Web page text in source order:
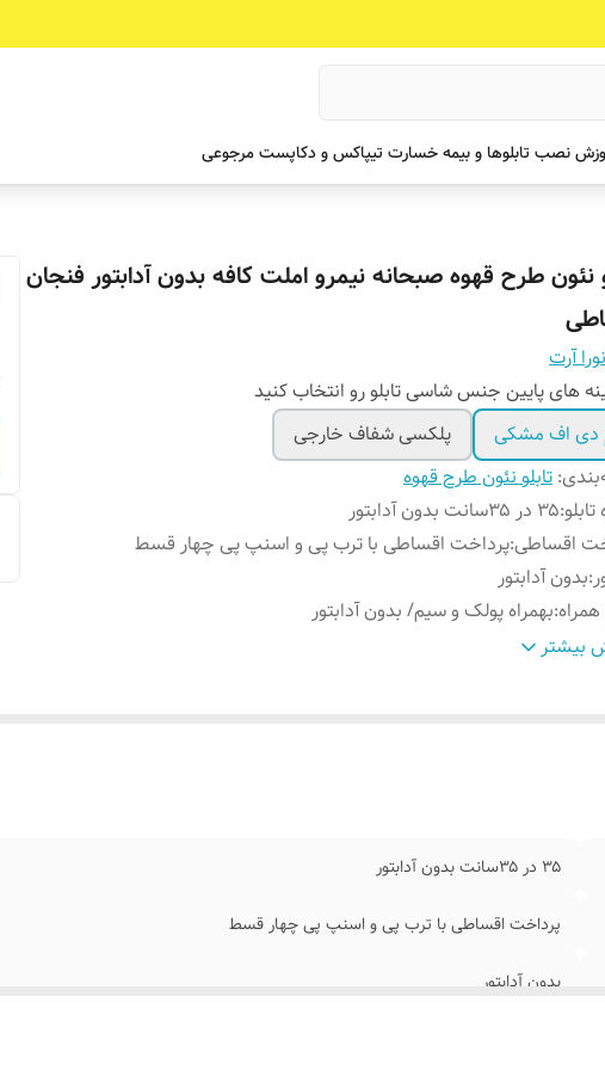
نصب تابلوها و بیمه خسارت تیپاکس و دکاپست مرجوعی
نئون طرح قهوه صبحانه نیمرو املت کافه بدون آدابتور فنجان
نورا آرت
های پایین جنس شاسی تابلو رو انتخاب کنید
دی اف مشکی
پلکسی شفاف خارجی
: تابلو نئون طرح قهوه
تابلو:۳۵ در ۳۵سانت بدون آدابتور
اقساطی:پرداخت اقساطی با ترب پی و اسنپ پی چهار قسط
:بدون آدابتور
همراه:بهمراه پولک و سیم/ بدون آدابتور
کردنبیشتر
۳۵ در ۳۵سانت بدون آدابتور
پرداخت اقساطی با ترب پی و اسنپ پی چهار قسط
بدون آدابتور